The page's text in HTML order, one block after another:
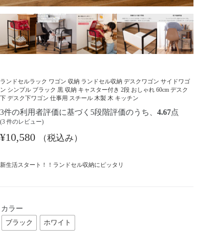
ランドセルラック ワゴン 収納 ランドセル収納 デスクワゴン サイドワゴ
ン シンプル ブラック 黒 収納 キャスター付き 2段 おしゃれ 60cm デスク
下 デスク下ワゴン 仕事用 スチール 木製 木 キッチン
3件の利用者評価に基づく5段階評価のうち、 4.67点
(3 件のレビュー)
¥10,580 （税込み）
新生活スタート！！ランドセル収納にピッタリ
カラー
ブラック ホワイト